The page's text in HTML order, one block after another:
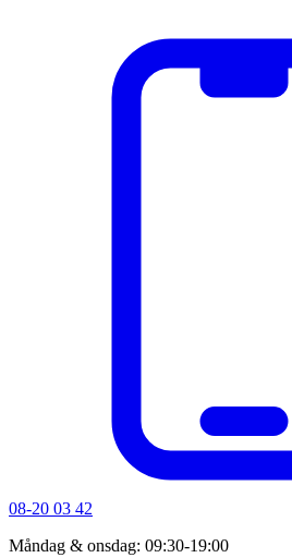
08-20 03 42
Måndag & onsdag: 09:30-19:00